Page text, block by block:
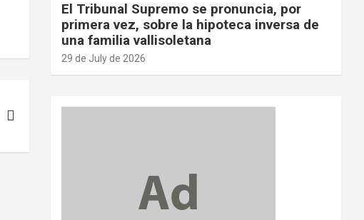
El Tribunal Supremo se pronuncia, por
primera vez, sobre la hipoteca inversa de
una familia vallisoletana
29 de July de 2026